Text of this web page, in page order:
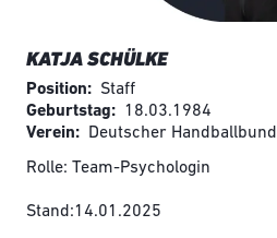
KATJA SCHÜLKE
Position
Staff
Geburtstag
18.03.1984
Verein
Deutscher Handballbund
Rolle: Team-Psychologin
Stand:14.01.2025